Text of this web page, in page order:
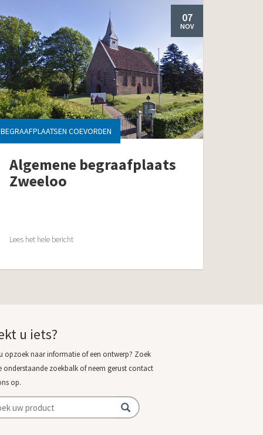
07
NOV
BEGRAAFPLAATSEN COEVORDEN
Algemene begraafplaats
Zweeloo
Lees het hele bericht
u iets?
opzoek naar informatie of een ontwerp? Zoek
onderstaande zoekbalk of neem gerust contact
op.